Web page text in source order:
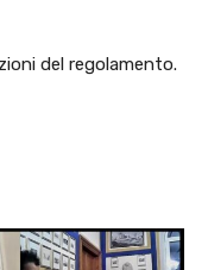
del regolamento.